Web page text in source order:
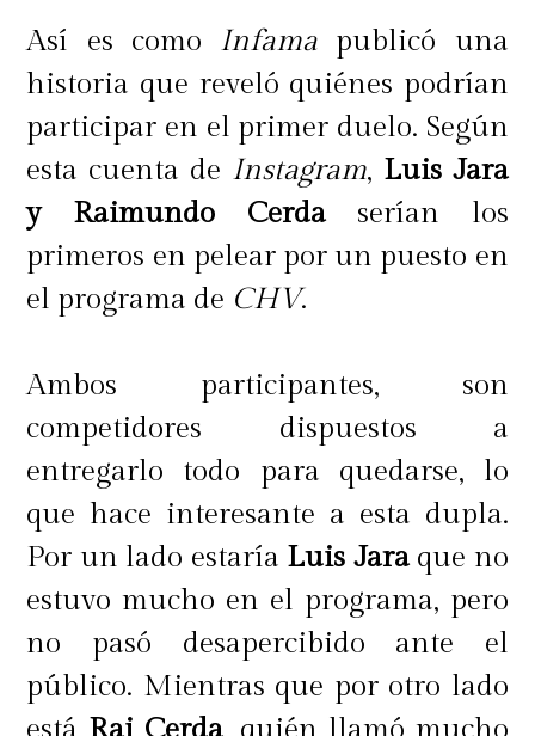
Así es como Infama publicó una
historia que reveló quiénes podrían
participar en el primer duelo. Según
esta cuenta de Instagram, Luis Jara
y Raimundo Cerdaserían los
primeros en pelear por un puesto en
el programa de CHV.
Ambos participantes, son
competidores dispuestos a
entregarlo todo para quedarse, lo
que hace interesante a esta dupla.
Por un lado estaría Luis Jaraque no
estuvo mucho en el programa, pero
no pasó desapercibido ante el
público. Mientras que por otro lado